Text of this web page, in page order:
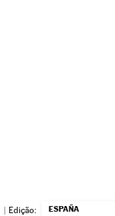
| Edição: ESPAÑA